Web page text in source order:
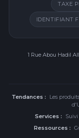
Gamme de
Sensibilité de
TAXE
IDENTIFIANT
1 Rue Abou Hadil
Tendances : Les
Services :
Ressources :